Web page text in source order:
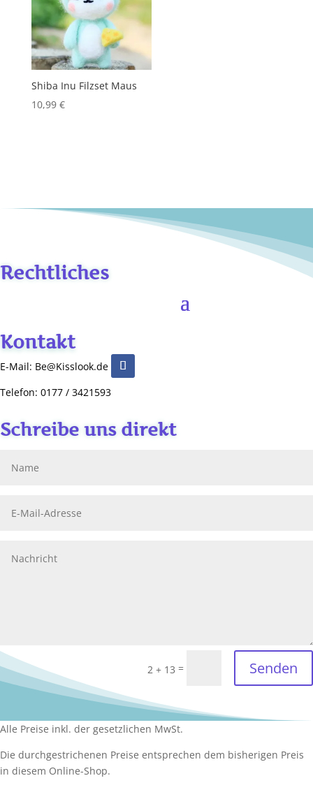
Shiba Inu Filzset Maus
10,99 €
Rechtliches
Kontakt
E-Mail: Be@Kisslook.de
Telefon: 0177 / 3421593
Schreibe uns direkt
2 + 13 = Senden
Alle Preise inkl. der gesetzlichen MwSt.
Die durchgestrichenen Preise entsprechen dem bisherigen Preis
in diesem Online-Shop.